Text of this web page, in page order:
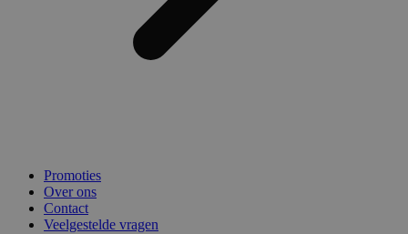
Promoties
Over ons
Contact
Veelgestelde vragen